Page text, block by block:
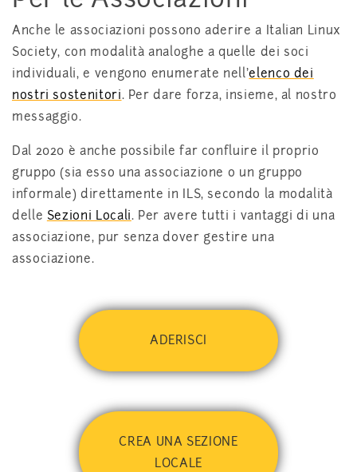
Anche le associazioni possono aderire a Italian Linux
Society, con modalità analoghe a quelle dei soci
individuali, e vengono enumerate nell'elenco dei
nostri sostenitori. Per dare forza, insieme, al nostro
messaggio.
Dal 2020 è anche possibile far confluire il proprio
gruppo (sia esso una associazione o un gruppo
informale) direttamente in ILS, secondo la modalità
delle Sezioni Locali. Per avere tutti i vantaggi di una
associazione, pur senza dover gestire una
associazione.
ADERISCI
CREA UNA SEZIONE
LOCALE